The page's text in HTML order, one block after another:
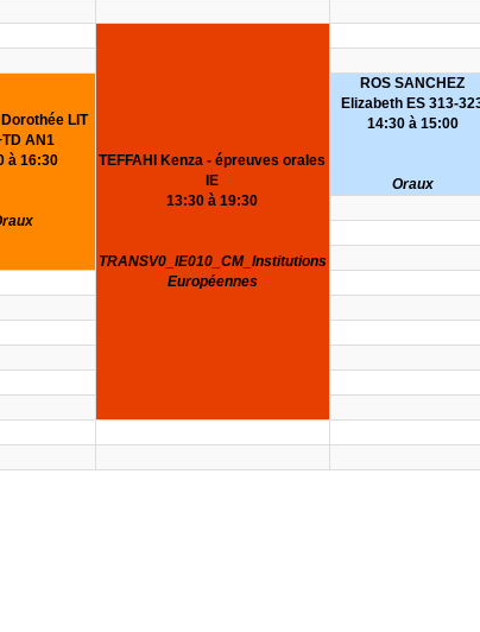
TEFFAHI Kenza - épreuves orales
IE
13:30 à 19:30
TRANSV0_IE010_CM_Institutions
Européennes
LIT
AN1
à 16:30
ROS SANCHEZ
Elizabeth ES 313-
14:30 à 15:00
Oraux